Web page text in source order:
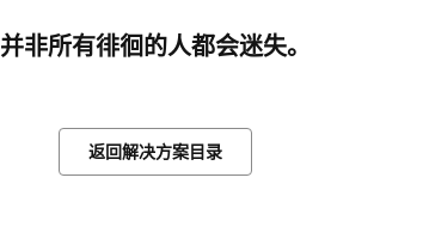
并非所有徘徊的人都会迷失。
返回解决方案目录